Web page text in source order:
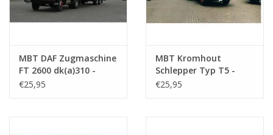
MBT DAF Zugmaschine
FT 2600 dk(a)310 -
Bauzeichnung
€25,95
MBT Kromhout
Schlepper Typ T5 -
Bauzeichnung
€25,95